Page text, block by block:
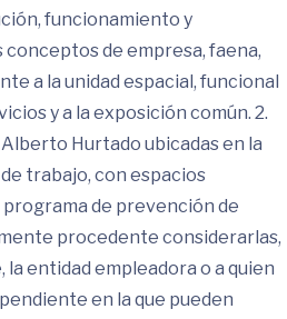
funcionamiento y
de empresa, faena,
a la unidad espacial, funcional
y a la exposición común. 2.
Hurtado ubicadas en la
trabajo, con espacios
programa de prevención de
procedente considerarlas,
la entidad empleadora o a quien
en la que pueden